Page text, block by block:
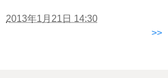
2013年1月21日 14:30
>>